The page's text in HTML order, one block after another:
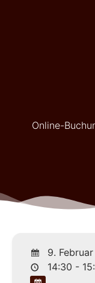
Online-
9.
14:30 -